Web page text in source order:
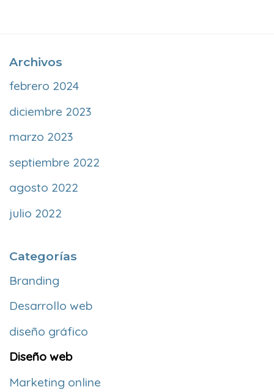
Archivos
febrero 2024
diciembre 2023
marzo 2023
septiembre 2022
agosto 2022
julio 2022
Categorías
Branding
Desarrollo web
diseño gráfico
Diseño web
Marketing online